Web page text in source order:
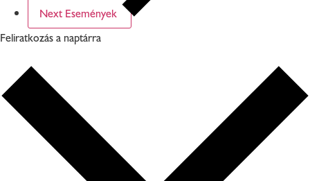
Next Események
Feliratkozás a naptárra